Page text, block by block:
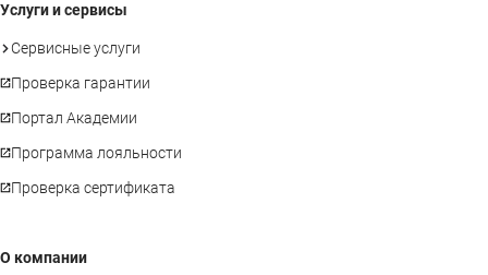
Услуги и сервисы
Сервисные услуги
Проверка гарантии
Портал Академии
Программа лояльности
Проверка сертификата
О компании